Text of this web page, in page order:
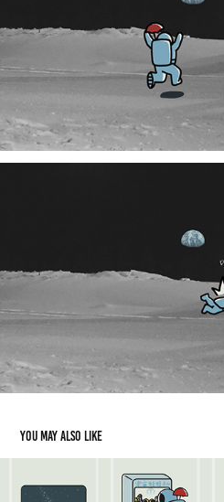
You may also like